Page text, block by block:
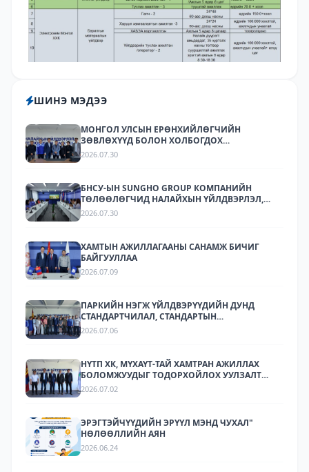
ШИНЭ МЭДЭЭ
МОНГОЛ УЛСЫН ЕРӨНХИЙЛӨГЧИЙН
ЗӨВЛӨХҮҮД БОЛОН ХОЛБОГДОХ
БАЙГУУЛЛАГУУДЫН ТӨЛӨӨЛӨЛ НАЛАЙХЫН
2026.07.30
БНСУ-ЫН SUNGHO GROUP КОМПАНИЙН
ТӨЛӨӨЛӨГЧИД НАЛАЙХЫН ҮЙЛДВЭРЛЭЛ,
ТЕХНОЛОГИЙН ПАРКТ АЖИЛЛАЛАА.
2026.07.30
ХАМТЫН АЖИЛЛАГААНЫ САНАМЖ БИЧИГ
БАЙГУУЛЛАА
2026.07.09
ПАРКИЙН НЭГЖ ҮЙЛДВЭРҮҮДИЙН ДУНД
СТАНДАРТЧИЛАЛ, СТАНДАРТЫН
ХЭРЭГЖИЛТИЙН ТАЛААР СУРГАЛТ,
2026.07.06
НҮТП ХК, МҮХАҮТ-ТАЙ ХАМТРАН АЖИЛЛАХ
БОЛОМЖУУДЫГ ТОДОРХОЙЛОХ УУЛЗАЛТ
ЗОХИОН БАЙГУУЛАГДЛАА.
2026.07.02
ЭРЭГТЭЙЧҮҮДИЙН ЭРҮҮЛ МЭНД ЧУХАЛ"
НӨЛӨӨЛЛИЙН АЯН
2026.06.24